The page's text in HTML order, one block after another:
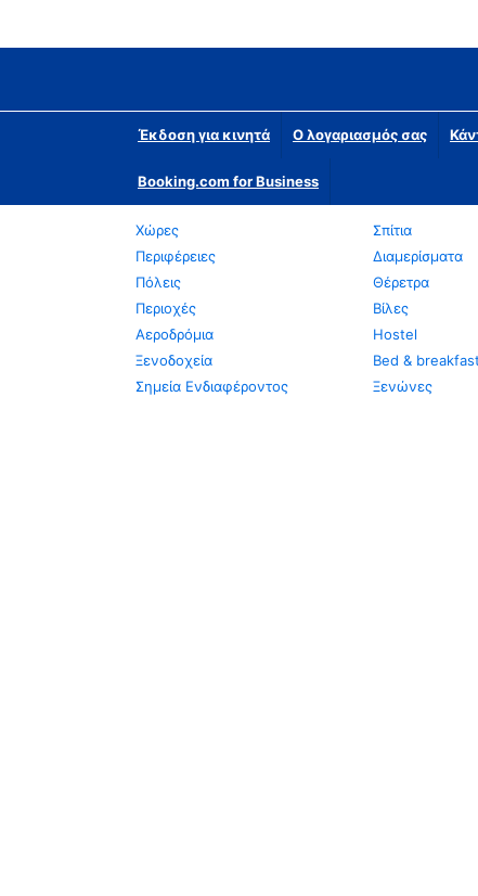
Έκδοση για κινητά Ο λογαριασμός σας
Booking.com for Business
Χώρες
Περιφέρειες
Πόλεις
Περιοχές
Αεροδρόμια
Ξενοδοχεία
Σημεία Ενδιαφέροντος
Σπίτια
Διαμερίσματα
Θέρετρα
Βίλες
Hostel
Bed & breakfast
Ξενώνες